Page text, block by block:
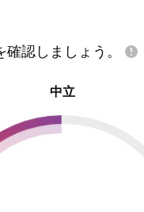
認しましょう。
中立